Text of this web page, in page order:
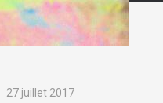
27 juillet 2017